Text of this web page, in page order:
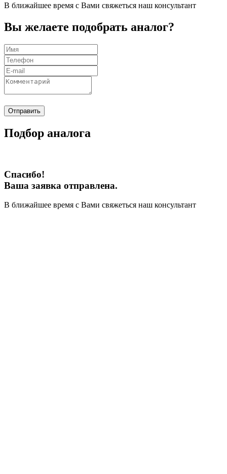
В ближайшее время с Вами свяжеться наш консультант
Вы желаете подобрать аналог?
Отправить
Подбор аналога
Спасибо!
Ваша заявка отправлена.
В ближайшее время с Вами свяжеться наш консультант